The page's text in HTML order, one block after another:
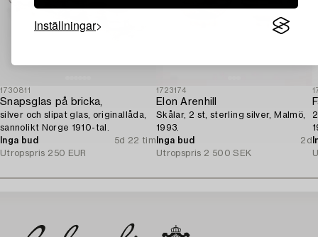
Inställningar
1730811
Snapsglas på bricka,
silver och slipat glas, originallåda,
sannolikt Norge 1910-tal.
Inga bud
5d 22 tim
Utropspris 250 EUR
1723174
Elon Arenhill
Skålar, 2 st, sterling silver, Malmö,
1993.
Inga bud
2d
Utropspris 2 500 SEK